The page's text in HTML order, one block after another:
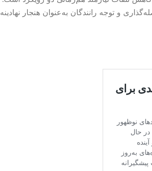
و توجه رانندگان به‌عنوان هنجار نهادینه